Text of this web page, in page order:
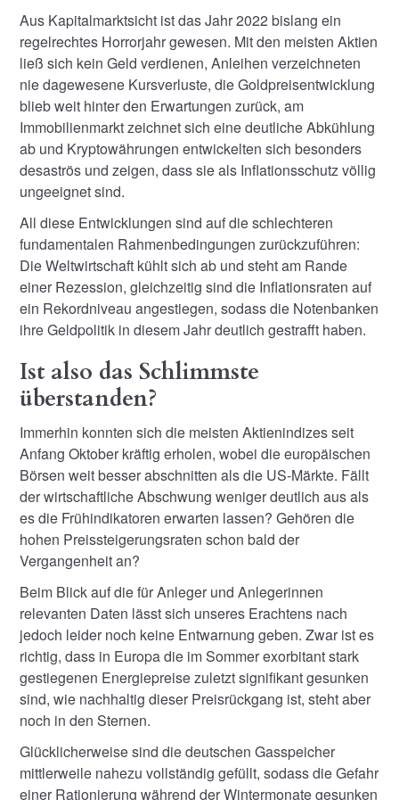
Aus Kapitalmarktsicht ist das Jahr 2022 bislang ein
regelrechtes Horrorjahr gewesen. Mit den meisten Aktien
ließ sich kein Geld verdienen, Anleihen verzeichneten
nie dagewesene Kursverluste, die Goldpreisentwicklung
blieb weit hinter den Erwartungen zurück, am
Immobilienmarkt zeichnet sich eine deutliche Abkühlung
ab und Kryptowährungen entwickelten sich besonders
desaströs und zeigen, dass sie als Inflationsschutz völlig
ungeeignet sind.
All diese Entwicklungen sind auf die schlechteren
fundamentalen Rahmenbedingungen zurückzuführen:
Die Weltwirtschaft kühlt sich ab und steht am Rande
einer Rezession, gleichzeitig sind die Inflationsraten auf
ein Rekordniveau angestiegen, sodass die Notenbanken
ihre Geldpolitik in diesem Jahr deutlich gestrafft haben.
Ist also das Schlimmste
überstanden?
Immerhin konnten sich die meisten Aktienindizes seit
Anfang Oktober kräftig erholen, wobei die europäischen
Börsen weit besser abschnitten als die US-Märkte. Fällt
der wirtschaftliche Abschwung weniger deutlich aus als
es die Frühindikatoren erwarten lassen? Gehören die
hohen Preissteigerungsraten schon bald der
Vergangenheit an?
Beim Blick auf die für Anleger und Anlegerinnen
relevanten Daten lässt sich unseres Erachtens nach
jedoch leider noch keine Entwarnung geben. Zwar ist es
richtig, dass in Europa die im Sommer exorbitant stark
gestiegenen Energiepreise zuletzt signifikant gesunken
sind, wie nachhaltig dieser Preisrückgang ist, steht aber
noch in den Sternen.
Glücklicherweise sind die deutschen Gasspeicher
mittlerweile nahezu vollständig gefüllt, sodass die Gefahr
einer Rationierung während der Wintermonate gesunken